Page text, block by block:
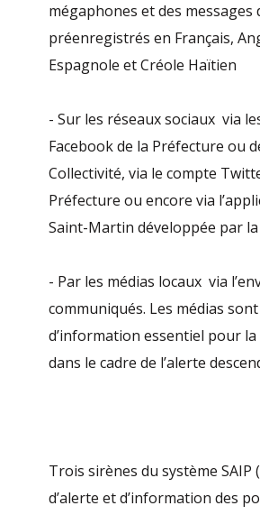
mégaphones et des messages
préenregistrés en Français,
Espagnole et Créole Haïtien
- Sur les réseaux sociaux via
Facebook de la Préfecture ou
Collectivité, via le compte
Préfecture ou encore via
Saint-Martin développée par
- Par les médias locaux via
communiqués. Les médias
d’information essentiel pour
dans le cadre de l’alerte
Trois sirènes du système SAIP
d’alerte et d’information des